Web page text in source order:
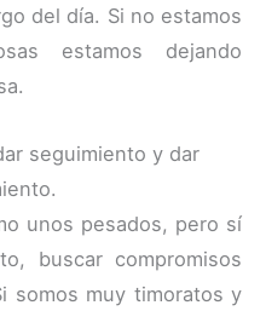
del día. Si no estamos
estamos dejando
seguimiento y dar
unos pesados, pero sí
buscar compromisos
somos muy timoratos y